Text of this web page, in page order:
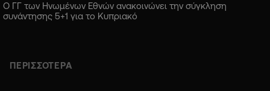
Ο ΓΓ των Ηνωμένων Εθνών ανακοινώνει την σύγκληση
συνάντησης 5+1 για το Κυπριακό
ΠΕΡΙΣΣΟΤΕΡΑ